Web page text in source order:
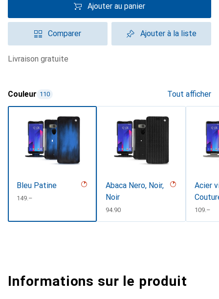
Ajouter au panier
Comparer Ajouter à la liste
livraison gratuite
Couleur 110 Tout afficher
Bleu Patine
CHF
149.–
Abaca Nero, Noir,
Noir
CHF
94.90
Acier
CHF
109.–
Informations sur le produit